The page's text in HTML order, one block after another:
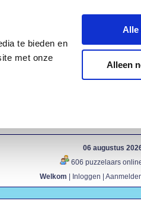
te bieden en
met onze
Alle
Alleen
06 augustus
606 puzzelaars
Welkom
Inloggen